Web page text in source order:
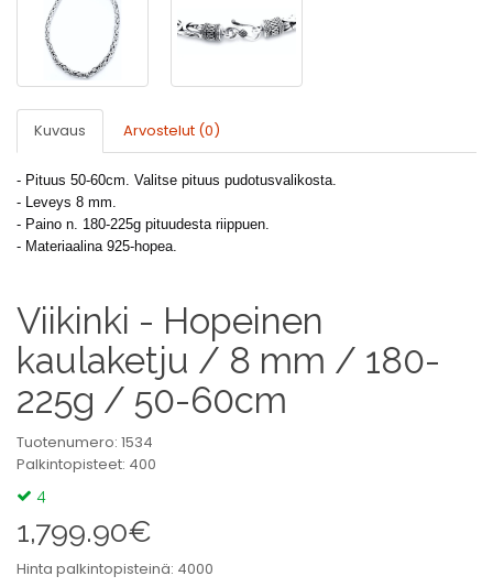
Kuvaus Arvostelut (0)
- Pituus 50-60cm. Valitse pituus pudotusvalikosta.
- Leveys 8 mm.
- Paino n. 180-225g pituudesta riippuen.
- Materiaalina 925-hopea.
Viikinki - Hopeinen
kaulaketju / 8 mm / 180-
225g / 50-60cm
Tuotenumero: 1534
Palkintopisteet: 400
4
1,799.90€
Hinta palkintopisteinä: 4000